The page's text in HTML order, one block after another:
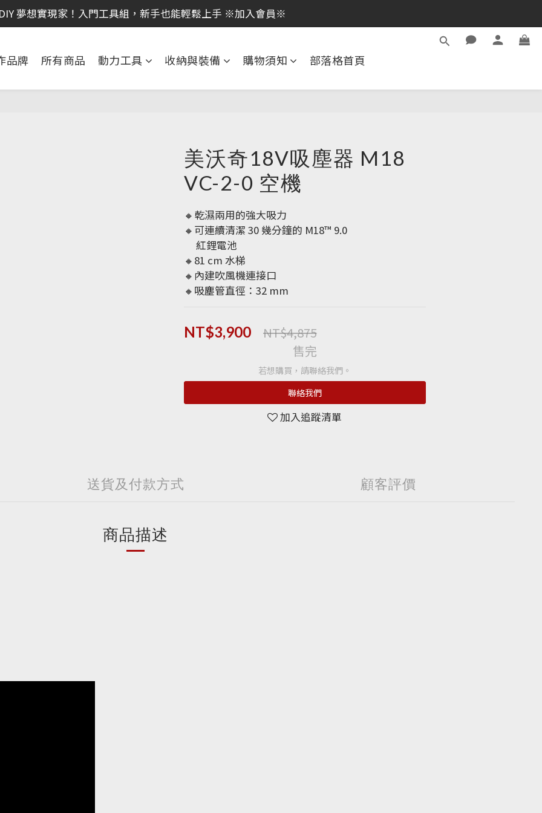
全館消費滿 NT$599 即享免運費，工具補貨趁現在！立即逛活動商品
夢想實現家！入門工具組，新手也能輕鬆上手 ※加入會員※
全館消費滿 NT$599 即享免運費，工具補貨趁現在！立即逛活動商品
品牌 所有商品 動力工具 收納與裝備 購物須知 部落格首頁
美沃奇18V吸塵器 M18
VC-2-0 空機
🔸乾濕兩用的強大吸力
🔸可連續清潔 30 幾分鐘的 M18™ 9.0
     紅鋰電池
🔸81 cm 水梯
🔸內建吹風機連接口
🔸吸塵管直徑：32 mm
NT$3,900 NT$4,875
售完
若想購買，請聯絡我們。
聯絡我們
加入追蹤清單
送貨及付款方式 顧客評價
商品描述